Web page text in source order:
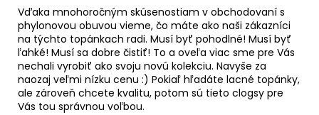
Vďaka mnohoročným skúsenostiam v obchodovaní s
phylonovou obuvou vieme, čo máte ako naši zákazníci
na týchto topánkach radi. Musí byť pohodlné! Musí byť
ľahké! Musí sa dobre čistiť! To a oveľa viac sme pre Vás
nechali vyrobiť ako svoju novú kolekciu. Navyše za
naozaj veľmi nízku cenu :) Pokiaľ hľadáte lacné topánky,
ale zároveň chcete kvalitu, potom sú tieto clogsy pre
Vás tou správnou voľbou.